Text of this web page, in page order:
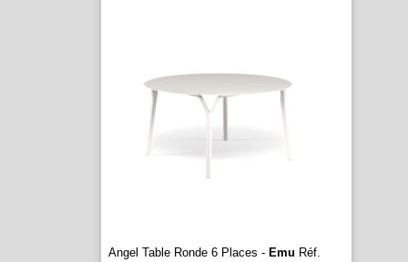
Angel Table Ronde 6 Places - Emu Réf.